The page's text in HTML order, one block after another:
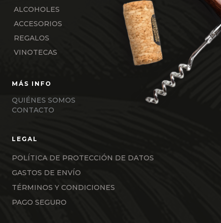
ALCOHOLES
ACCESORIOS
REGALOS
VINOTECAS
QUIÉNES SOMOS
CONTACTO
POLÍTICA DE PROTECCIÓN DE DATOS
GASTOS DE ENVÍO
TÉRMINOS Y CONDICIONES
PAGO SEGURO